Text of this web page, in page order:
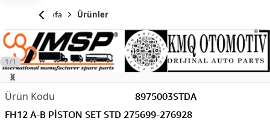
Anasayfa Ürünler
1/1
8975003STDA
FH12 A-B PİSTON SET STD 275699-276928